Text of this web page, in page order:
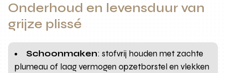
Onderhoud en levensduur van
grijze plissé
Schoonmaken: stofvrij houden met zachte
plumeau of laag vermogen opzetborstel en vlekken